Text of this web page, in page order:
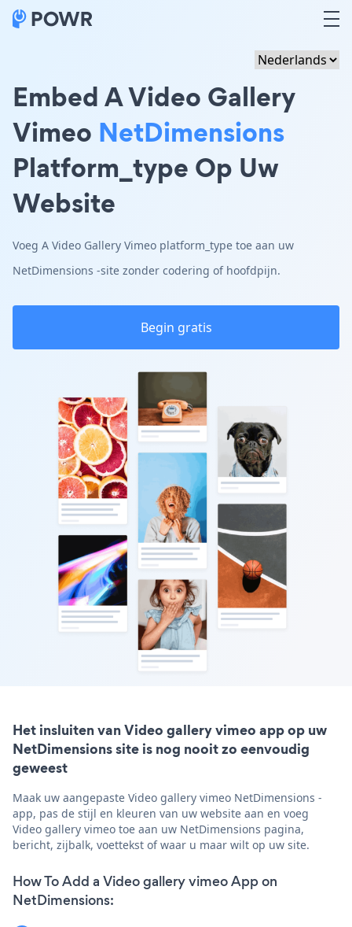
Embed A Video Gallery
Vimeo NetDimensions
Platform_type Op Uw
Website
Voeg A Video Gallery Vimeo platform_type toe aan uw
NetDimensions -site zonder codering of hoofdpijn.
Begin gratis
Het insluiten van Video gallery vimeo app op uw
NetDimensions site is nog nooit zo eenvoudig
geweest
Maak uw aangepaste Video gallery vimeo NetDimensions -
app, pas de stijl en kleuren van uw website aan en voeg
Video gallery vimeo toe aan uw NetDimensions pagina,
bericht, zijbalk, voettekst of waar u maar wilt op uw site.
How To Add a Video gallery vimeo App on
NetDimensions: